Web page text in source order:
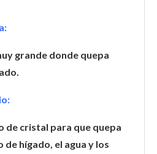
grande donde quepa
de cristal para que quepa
hígado, el agua y los